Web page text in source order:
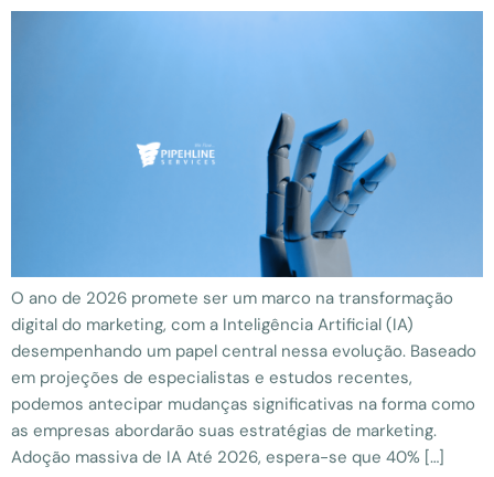
O ano de 2026 promete ser um marco na transformação
digital do marketing, com a Inteligência Artificial (IA)
desempenhando um papel central nessa evolução. Baseado
em projeções de especialistas e estudos recentes,
podemos antecipar mudanças significativas na forma como
as empresas abordarão suas estratégias de marketing.
Adoção massiva de IA Até 2026, espera-se que 40% […]